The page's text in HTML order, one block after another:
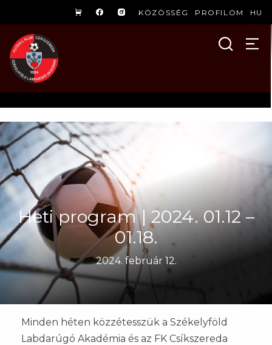
KÖZÖSSÉG PROFILOM HU
Heti program | 2024. 01.12 –
01.18.
2024. február 12.
Minden héten közzétesszük a Székelyföld
Labdarúgó Akadémia és az FK Csíkszereda